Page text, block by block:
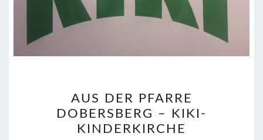
DER
PFARRE
DOBERSBERG
AUS DER PFARRE
DOBERSBERG – KIKI-
KINDERKIRCHE